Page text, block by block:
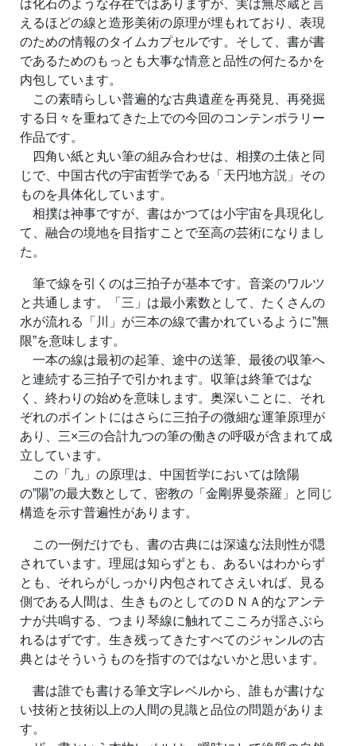
は化石のような存在ではありますが、実は無尽蔵と言
えるほどの線と造形美術の原理が埋もれており、表現
のための情報のタイムカプセルです。そして、書が書
であるためのもっとも大事な情意と品性の何たるかを
内包しています。
この素晴らしい普遍的な古典遺産を再発見、再発掘
する日々を重ねてきた上での今回のコンテンポラリー
作品です。
四角い紙と丸い筆の組み合わせは、相撲の土俵と同
じで、中国古代の宇宙哲学である「天円地方説」その
ものを具体化しています。
相撲は神事ですが、書はかつては小宇宙を具現化し
て、融合の境地を目指すことで至高の芸術になりまし
た。
筆で線を引くのは三拍子が基本です。音楽のワルツ
と共通します。「三」は最小素数として、たくさんの
水が流れる「川」が三本の線で書かれているように”無
限”を意味します。
一本の線は最初の起筆、途中の送筆、最後の収筆へ
と連続する三拍子で引かれます。収筆は終筆ではな
く、終わりの始めを意味します。奥深いことに、それ
ぞれのポイントにはさらに三拍子の微細な運筆原理が
あり、三×三の合計九つの筆の働きの呼吸が含まれて成
立しています。
この「九」の原理は、中国哲学においては陰陽
の”陽”の最大数として、密教の「金剛界曼荼羅」と同じ
構造を示す普遍性があります。
この一例だけでも、書の古典には深遠な法則性が隠
されています。理屈は知らずとも、あるいはわからず
とも、それらがしっかり内包されてさえいれば、見る
側である人間は、生きものとしてのＤＮＡ的なアンテ
ナが共鳴する、つまり琴線に触れてこころが揺さぶら
れるはずです。生き残ってきたすべてのジャンルの古
典とはそういうものを指すのではないかと思います。
書は誰でも書ける筆文字レベルから、誰もが書けな
い技術と技術以上の人間の見識と品位の問題がありま
す。